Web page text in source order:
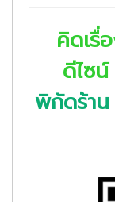
คิดเรื่
ดีไซน์
พิกัดร้าน